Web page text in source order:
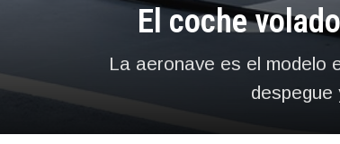
El coche
La aeronave es el modelo
despegue